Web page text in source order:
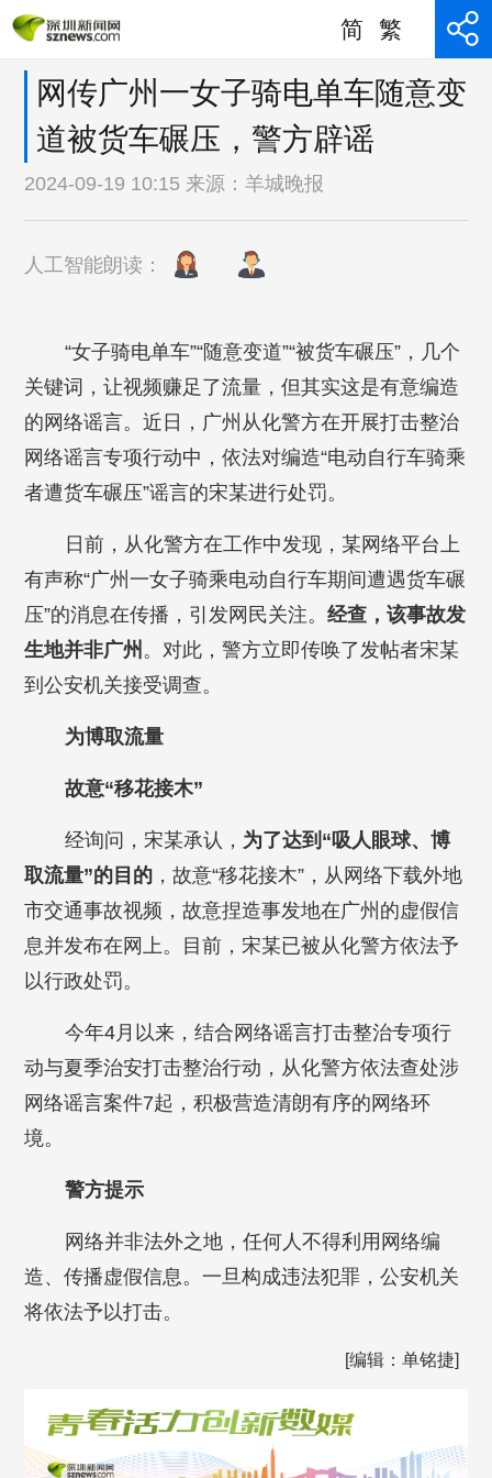
简 繁
网传广州一女子骑电单车随意变
道被货车碾压，警方辟谣
2024-09-19 10:15 来源：羊城晚报
人工智能朗读：
“女子骑电单车”“随意变道”“被货车碾压”，几个
关键词，让视频赚足了流量，但其实这是有意编造
的网络谣言。近日，广州从化警方在开展打击整治
网络谣言专项行动中，依法对编造“电动自行车骑乘
者遭货车碾压”谣言的宋某进行处罚。
日前，从化警方在工作中发现，某网络平台上
有声称“广州一女子骑乘电动自行车期间遭遇货车碾
压”的消息在传播，引发网民关注。经查，该事故发
生地并非广州 。对此，警方立即传唤了发帖者宋某
到公安机关接受调查。
为博取流量
故意“移花接木”
经询问，宋某承认， 为了达到“吸人眼球、博
取流量”的目的 ，故意“移花接木”，从网络下载外地
市交通事故视频，故意捏造事发地在广州的虚假信
息并发布在网上。目前，宋某已被从化警方依法予
以行政处罚。
今年4月以来，结合网络谣言打击整治专项行
动与夏季治安打击整治行动，从化警方依法查处涉
网络谣言案件7起，积极营造清朗有序的网络环
境。
警方提示
网络并非法外之地，任何人不得利用网络编
造、传播虚假信息。一旦构成违法犯罪，公安机关
将依法予以打击。
[编辑：单铭捷]